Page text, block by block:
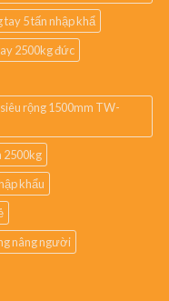
tay 5 tấn nhập khẩ
2500kg đức
rộng 1500mm TW-
2500kg
khẩu
nâng người